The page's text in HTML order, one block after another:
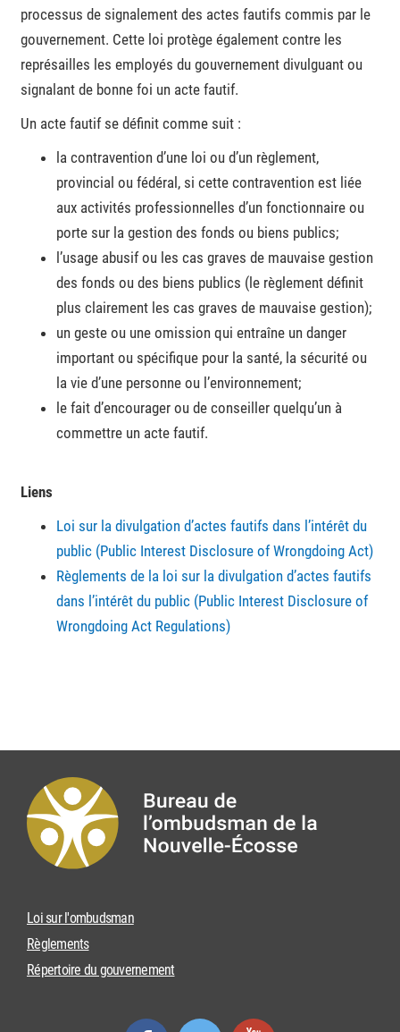
processus de signalement des actes fautifs commis par le
gouvernement. Cette loi protège également contre les
représailles les employés du gouvernement divulguant ou
signalant de bonne foi un acte fautif.
Un acte fautif se définit comme suit :
la contravention d’une loi ou d’un règlement,
provincial ou fédéral, si cette contravention est liée
aux activités professionnelles d’un fonctionnaire ou
porte sur la gestion des fonds ou biens publics;
l’usage abusif ou les cas graves de mauvaise gestion
des fonds ou des biens publics (le règlement définit
plus clairement les cas graves de mauvaise gestion);
un geste ou une omission qui entraîne un danger
important ou spécifique pour la santé, la sécurité ou
la vie d’une personne ou l’environnement;
le fait d’encourager ou de conseiller quelqu’un à
commettre un acte fautif.
Liens
Loi sur la divulgation d’actes fautifs dans l’intérêt du
public (Public Interest Disclosure of Wrongdoing Act)
Règlements de la loi sur la divulgation d’actes fautifs
dans l’intérêt du public (Public Interest Disclosure of
Wrongdoing Act Regulations)
Loi sur l'ombudsman
Règlements
Répertoire du gouvernement